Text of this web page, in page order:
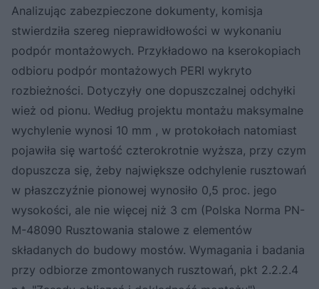
Analizując zabezpieczone dokumenty, komisja
stwierdziła szereg nieprawidłowości w wykonaniu
podpór montażowych. Przykładowo na kserokopiach
odbioru podpór montażowych PERI wykryto
rozbieżności. Dotyczyły one dopuszczalnej odchyłki
wież od pionu. Według projektu montażu maksymalne
wychylenie wynosi 10 mm , w protokołach natomiast
pojawiła się wartość czterokrotnie wyższa, przy czym
dopuszcza się, żeby największe odchylenie rusztowań
w płaszczyźnie pionowej wynosiło 0,5 proc. jego
wysokości, ale nie więcej niż 3 cm (Polska Norma PN-
M-48090 Rusztowania stalowe z elementów
składanych do budowy mostów. Wymagania i badania
przy odbiorze zmontowanych rusztowań, pkt 2.2.2.4